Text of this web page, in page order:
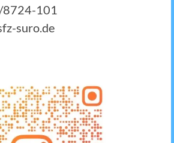
8724-101
suro.de